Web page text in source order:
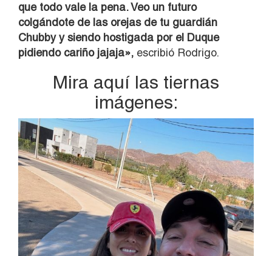
que todo vale la pena. Veo un futuro
colgándote de las orejas de tu guardián
Chubby y siendo hostigada por el Duque
pidiendo cariño jajaja», escribió Rodrigo.
Mira aquí las tiernas
imágenes: